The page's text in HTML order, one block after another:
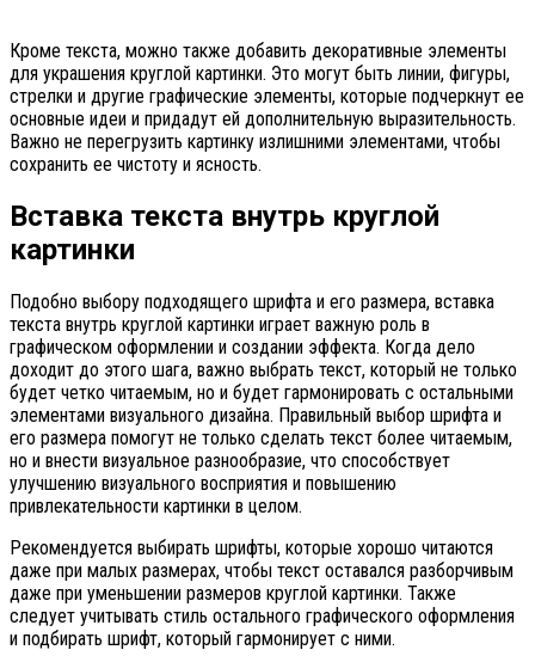
Кроме текста, можно также добавить декоративные элементы
для украшения круглой картинки. Это могут быть линии, фигуры,
стрелки и другие графические элементы, которые подчеркнут ее
основные идеи и придадут ей дополнительную выразительность.
Важно не перегрузить картинку излишними элементами, чтобы
сохранить ее чистоту и ясность.
Вставка текста внутрь круглой
картинки
Подобно выбору подходящего шрифта и его размера, вставка
текста внутрь круглой картинки играет важную роль в
графическом оформлении и создании эффекта. Когда дело
доходит до этого шага, важно выбрать текст, который не только
будет четко читаемым, но и будет гармонировать с остальными
элементами визуального дизайна. Правильный выбор шрифта и
его размера помогут не только сделать текст более читаемым,
но и внести визуальное разнообразие, что способствует
улучшению визуального восприятия и повышению
привлекательности картинки в целом.
Рекомендуется выбирать шрифты, которые хорошо читаются
даже при малых размерах, чтобы текст оставался разборчивым
даже при уменьшении размеров круглой картинки. Также
следует учитывать стиль остального графического оформления
и подбирать шрифт, который гармонирует с ними.